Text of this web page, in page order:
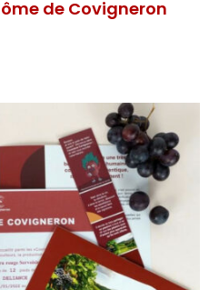
de Covigneron